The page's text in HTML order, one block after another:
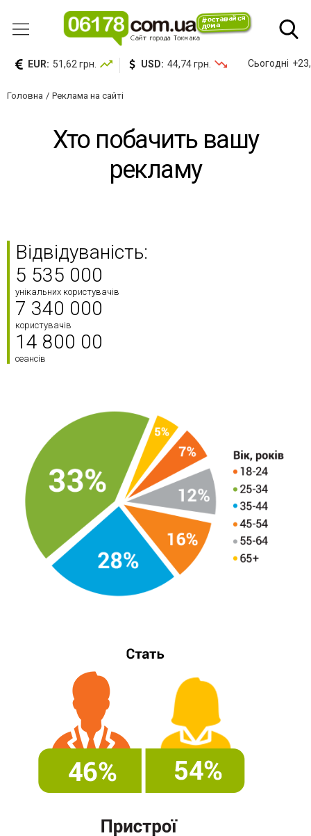
EUR: 51,62 грн. USD: 44,74 грн. Сьогодні
Головна Реклама на сайті
Хто побачить вашу
рекламу
Відвідуваність:
5 535 000
унікальних користувачів
7 340 000
користувачів
14 800 00
сеансів